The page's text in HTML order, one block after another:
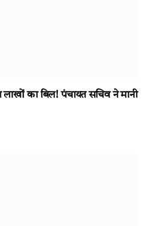
का बिल! पंचायत सचिव ने मानी